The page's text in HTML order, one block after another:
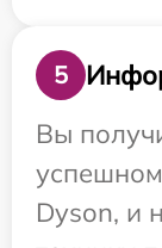
5
Вы
Dyson, и